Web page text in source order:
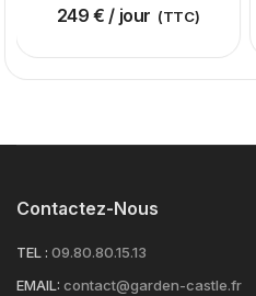
249€ / jour (TTC)
Contactez-Nous
TEL : 09.80.80.15.13
EMAIL: contact@garden-castle.fr